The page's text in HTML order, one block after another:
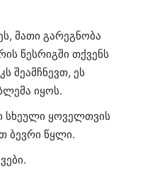
მათი გარეგნობა
წესრიგში თქვენს
შეამჩნევთ, ეს
იყოს.
სხეული ყოველთვის
ბევრი წყლი.